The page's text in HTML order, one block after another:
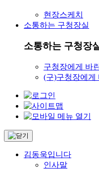
현장스케치
소통하는 구청장실
소통하는 구청장
구청장에게 바
(구)구청장에게
김동욱입니다
인사말